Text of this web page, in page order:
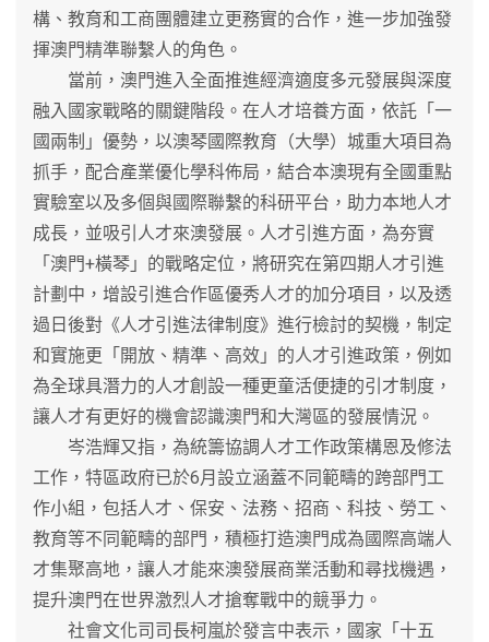
構、教育和工商團體建立更務實的合作，進一步加強發
揮澳門精準聯繫人的角色。
當前，澳門進入全面推進經濟適度多元發展與深度
融入國家戰略的關鍵階段。在人才培養方面，依託「一
國兩制」優勢，以澳琴國際教育（大學）城重大項目為
抓手，配合產業優化學科佈局，結合本澳現有全國重點
實驗室以及多個與國際聯繫的科研平台，助力本地人才
成長，並吸引人才來澳發展。人才引進方面，為夯實
「澳門+橫琴」的戰略定位，將研究在第四期人才引進
計劃中，增設引進合作區優秀人才的加分項目，以及透
過日後對《人才引進法律制度》進行檢討的契機，制定
和實施更「開放、精準、高效」的人才引進政策，例如
為全球具潛力的人才創設一種更童活便捷的引才制度，
讓人才有更好的機會認識澳門和大灣區的發展情況。
岑浩輝又指，為統籌協調人才工作政策構恩及修法
工作，特區政府已於6月設立涵蓋不同範疇的跨部門工
作小組，包括人才、保安、法務、招商、科技、勞工、
教育等不同範疇的部門，積極打造澳門成為國際高端人
才集聚高地，讓人才能來澳發展商業活動和尋找機遇，
提升澳門在世界激烈人才搶奪戰中的競爭力。
社會文化司司長柯嵐於發言中表示，國家「十五